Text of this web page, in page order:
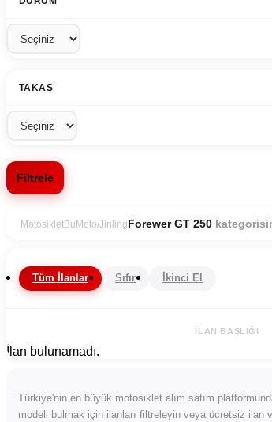
TAKAS
Filtrele
MotosikletBuMoto/Jinling Forewer GT 250
Tüm İlanlar Sıfır İkinci El
İLAN BAŞLIĞI
İlan bulunamadı.
Türkiye'nin en büyük motosiklet alım satım
modeli bulmak için ilanları filtreleyin veya ücretsiz ilan